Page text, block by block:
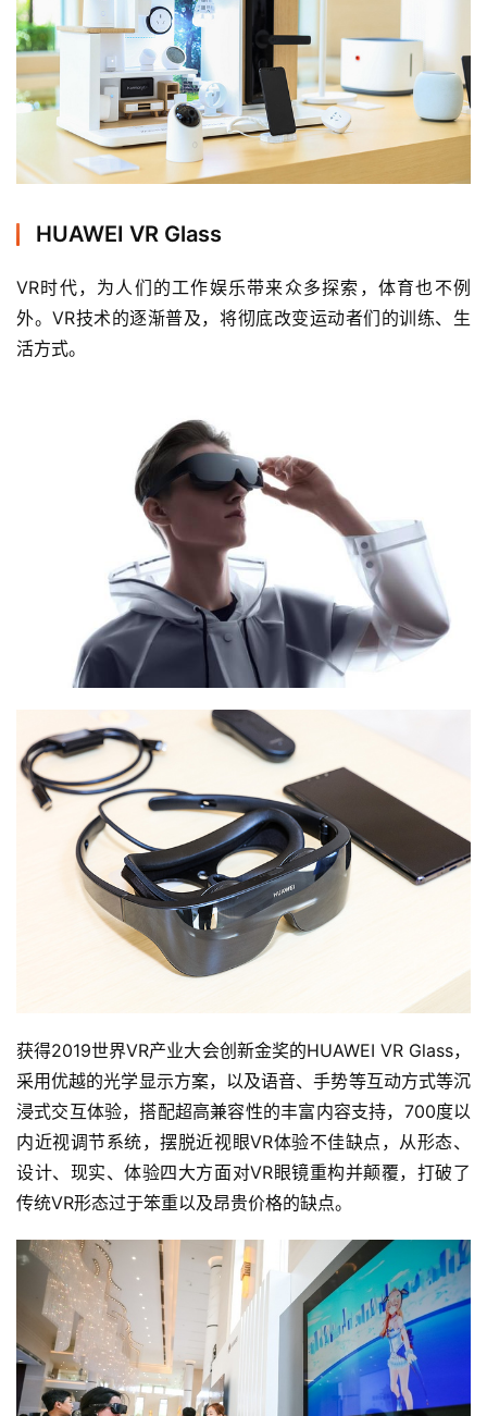
视
频
精
动
集
HUAWEI VR Glass
VR时代，为人们的工作娱乐带来众多探索，体育也不例
外。VR技术的逐渐普及，将彻底改变运动者们的训练、生
活方式。
获得2019世界VR产业大会创新金奖的HUAWEI VR Glass，
采用优越的光学显示方案，以及语音、手势等互动方式等沉
浸式交互体验，搭配超高兼容性的丰富内容支持，700度以
内近视调节系统，摆脱近视眼VR体验不佳缺点，从形态、
设计、现实、体验四大方面对VR眼镜重构并颠覆，打破了
传统VR形态过于笨重以及昂贵价格的缺点。